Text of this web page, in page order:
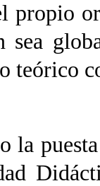
propio
sea
teórico
puesta